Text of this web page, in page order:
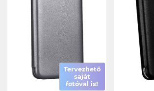
Tervezhető
saját
fotóval is!